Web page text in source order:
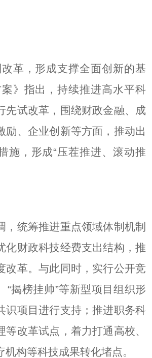
革，形成支撑全面创新的基
》指出，持续推进高水平科
先试改革，围绕财政金融、成
励、企业创新等方面，推动出
施，形成“压茬推进、滚动推
，统筹推进重点领域体制机制
化财政科技经费支出结构，推
改革。与此同时，实行公开竞
“揭榜挂帅”等新型项目组织形
识项目进行支持；推进职务科
等改革试点，着力打通高校、
构等科技成果转化堵点。